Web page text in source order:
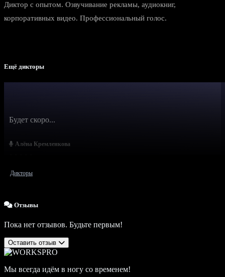
Диктор с опытом. Озвучивание рекламы, аудиокниг,
корпоративных видео. Профессиональный голос.
Ещё дикторы
Алёна Кремленкова
Будет скоро...
Дикторы
Отзывы
Пока нет отзывов. Будьте первым!
Оставить отзыв
Мы всегда идём в ногу со временем!